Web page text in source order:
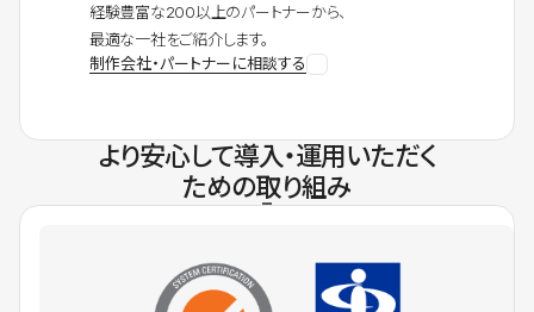
経験豊富な200以上のパートナーから、
最適な一社をご紹介します。
制作会社・パートナーに相談する
より安心して導入・運用いただく
ための取り組み